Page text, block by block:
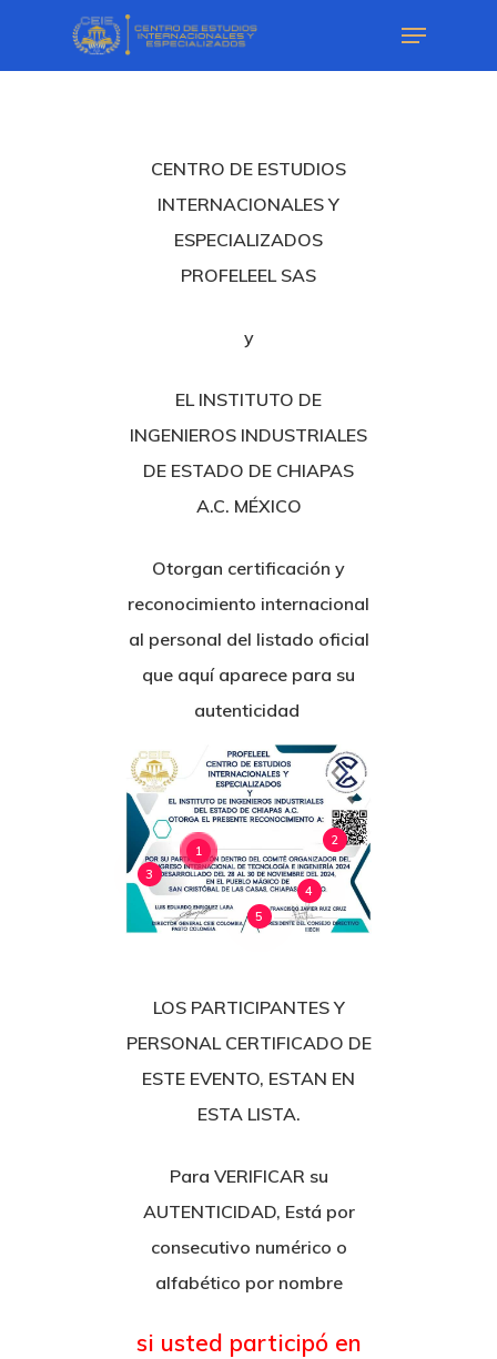
CENTRO DE ESTUDIOS
INTERNACIONALES Y
ESPECIALIZADOS
PROFELEEL SAS
y
EL INSTITUTO DE
INGENIEROS INDUSTRIALES
DE ESTADO DE CHIAPAS
A.C. MÉXICO
Otorgan certificación y
reconocimiento internacional
al personal del listado oficial
que aquí aparece para su
autenticidad
1
2
3
4
5
LOS PARTICIPANTES Y
PERSONAL CERTIFICADO DE
ESTE EVENTO, ESTAN EN
ESTA LISTA.
Para VERIFICAR su
AUTENTICIDAD, Está por
consecutivo numérico o
alfabético por nombre
si usted participó en